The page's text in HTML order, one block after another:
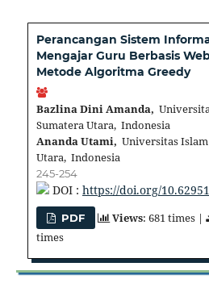
Perancangan Sistem
Mengajar Guru Berbasis
Metode Algoritma Greedy
Bazlina Dini Amanda,
Sumatera Utara, Indonesia
Ananda Utami, Universitas
Utara, Indonesia
245-254
DOI : https://doi.org/
PDF Views: 681 times |
times